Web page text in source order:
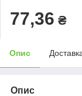
77,36 ₴
Опис
Опис